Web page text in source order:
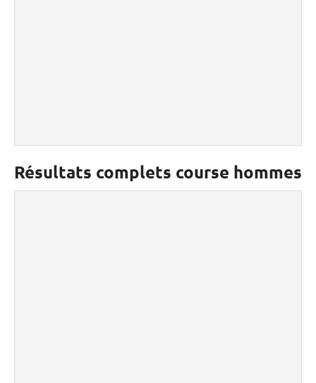
Résultats complets course hommes